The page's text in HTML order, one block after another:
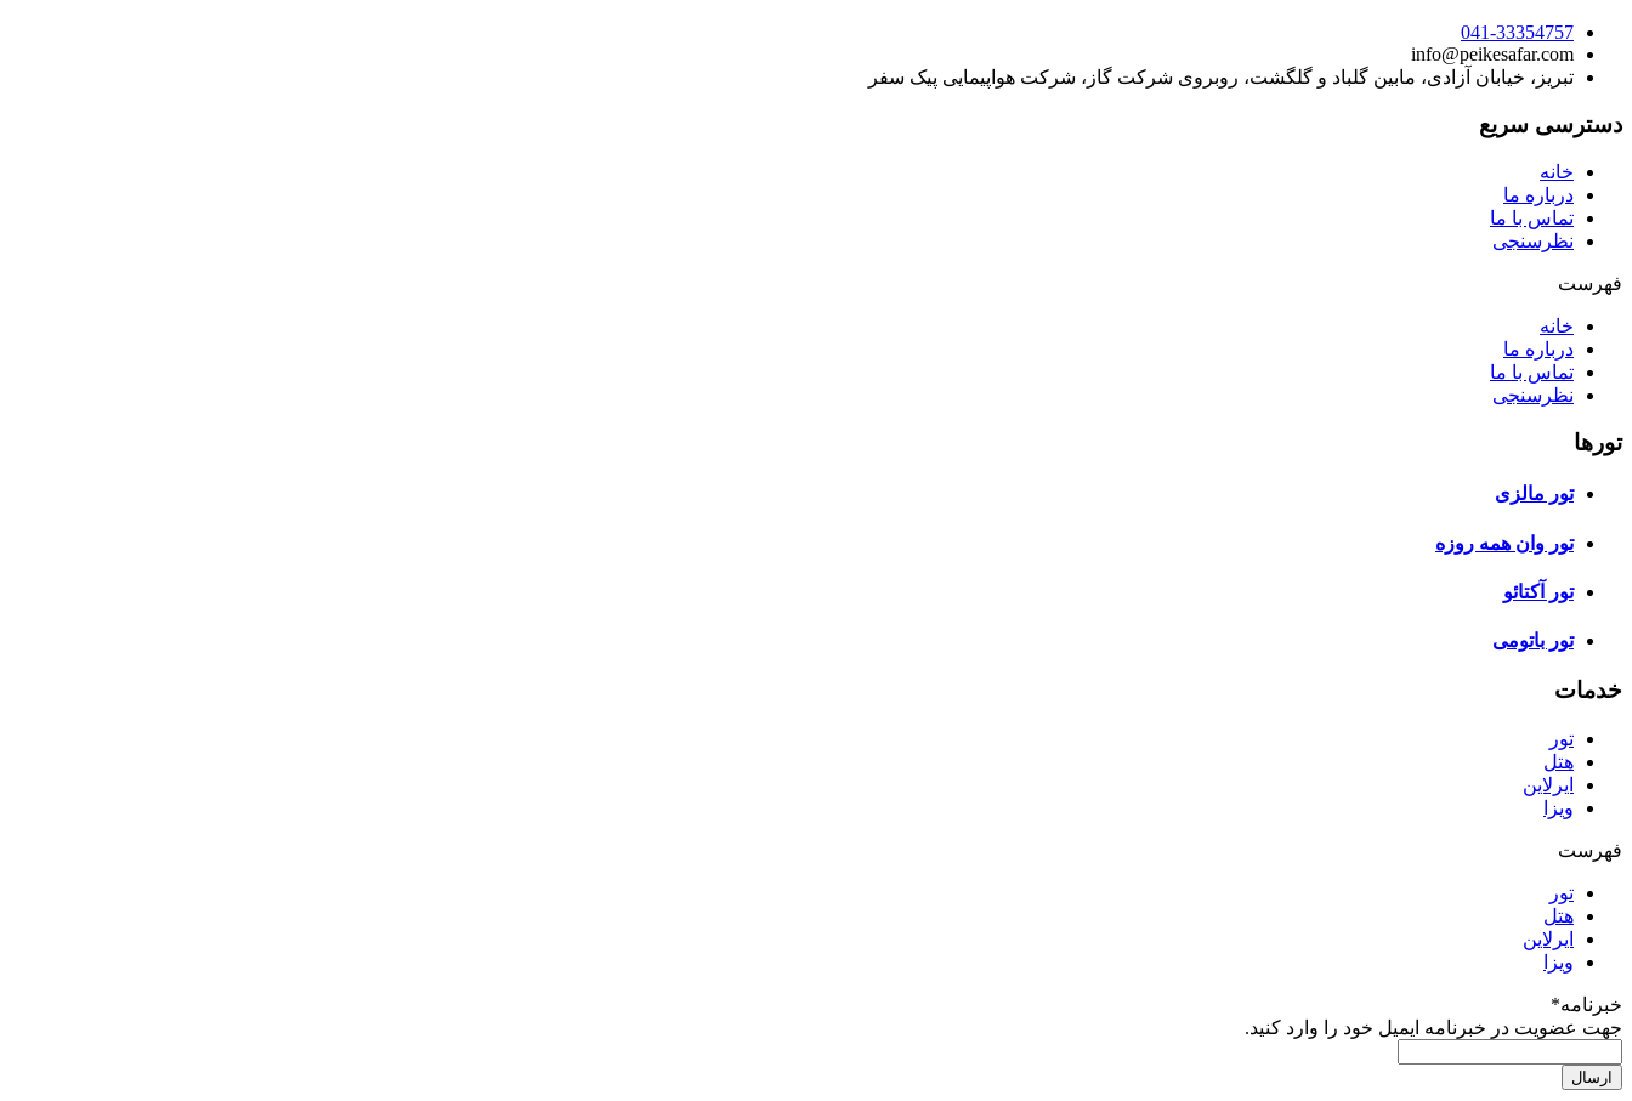
041-33354757
info@peikesafar.com
تبریز، خیابان آزادی، مابین گلباد و گلگشت، روبروی شرکت گاز، شرکت هواپیمایی پیک سفر
دسترسی سریع
خانه
درباره ما
تماس با ما
نظرسنجی
فهرست
خانه
درباره ما
تماس با ما
نظرسنجی
تورها
تور مالزی
تور وان همه روزه
تور آکتائو
تور باتومی
خدمات
تور
هتل
ایرلاین
ویزا
فهرست
تور
هتل
ایرلاین
ویزا
خبرنامه*
جهت عضویت در خبرنامه ایمیل خود را وارد کنید.